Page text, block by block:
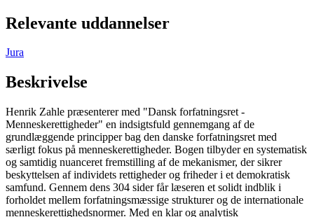
Relevante uddannelser
Jura
Beskrivelse
Henrik Zahle præsenterer med "Dansk forfatningsret -
Menneskerettigheder" en indsigtsfuld gennemgang af de
grundlæggende principper bag den danske forfatningsret med
særligt fokus på menneskerettigheder. Bogen tilbyder en systematisk
og samtidig nuanceret fremstilling af de mekanismer, der sikrer
beskyttelsen af individets rettigheder og friheder i et demokratisk
samfund. Gennem dens 304 sider får læseren et solidt indblik i
forholdet mellem forfatningsmæssige strukturer og de internationale
menneskerettighedsnormer. Med en klar og analytisk